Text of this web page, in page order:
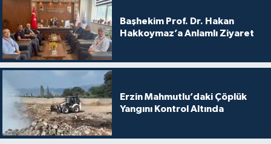
Başhekim Prof. Dr. Hakan
Hakkoymaz’a Anlamlı Ziyaret
Erzin Mahmutlu’daki Çöplük
Yangını Kontrol Altında